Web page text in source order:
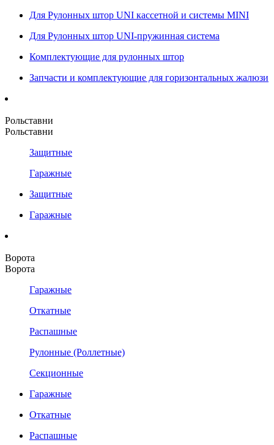
Для Рулонных штор UNI кассетной и системы MINI
Для Рулонных штор UNI-пружинная система
Комплектующие для рулонных штор
Запчасти и комплектующие для горизонтальных жалюзи
Рольставни
Рольставни
Защитные
Гаражные
Защитные
Гаражные
Ворота
Ворота
Гаражные
Откатные
Распашные
Рулонные (Роллетные)
Секционные
Гаражные
Откатные
Распашные